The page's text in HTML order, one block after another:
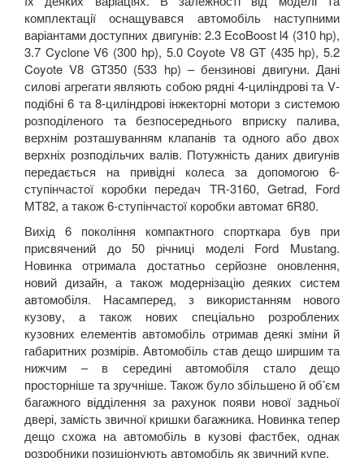
комплектації оснащувався автомобіль наступними
варіантами доступних двигунів: 2.3 EcoBoost l4 (310 hp),
3.7 CycloneV6 (300 hp), 5.0Coyote V8 GT(435 hp), 5.2
Coyote V8 GT350 (533 hp) – бензинові двигуни. Дані
силові агрегати являють собою рядні 4-циліндрові та V-
подібні 6 та 8-циліндрові інжекторні мотори з системою
розподіленого та безпосереднього вприску палива,
верхнім розташуванням клапанів та одного або двох
верхніх розподільчих валів. Потужність даних двигунів
передається на привідні колеса за допомогою 6-
ступінчастої коробки передач TR-3160, Getrad, Ford
MT82, а також 6-ступінчастої коробки автомат 6R80.
Вихід 6 покоління компактного спорткара був при
присвячений до 50 річниці моделі Ford Mustang.
Новинка отримала достатньо серйозне оновлення,
новий дизайн, а також модернізацію деяких систем
автомобіля. Насамперед, з використанням нового
кузову, а також нових спеціально розроблених
кузовних елементів автомобіль отримав деякі зміни й
габаритних розмірів. Автомобіль став дещо ширшим та
нижчим – в середині автомобіля стало дещо
просторніше та зручніше. Також було збільшено й об’єм
багажного відділення за рахунок появи нової задньої
двері, замість звичної кришки багажника. Новинка тепер
дещо схожа на автомобіль в кузові фастбек, однак
розробники позиціонують автомобіль як звичний купе.